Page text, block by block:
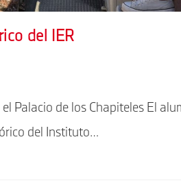
del IER
Palacio de los Chapiteles El
del Instituto…